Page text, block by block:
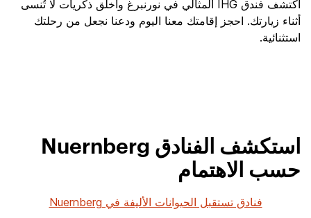
اكتشف فندق IHG المثالي في نورنبرغ واخلق ذكريات لا تُنسى
أثناء زيارتك. احجز إقامتك معنا اليوم ودعنا نجعل من رحلتك
استثنائية.
استكشف الفنادق Nuernberg
حسب الاهتمام
فنادق تستقبل الحيوانات الأليفة في Nuernberg